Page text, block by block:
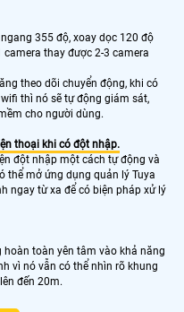
355 độ, xoay dọc 120 độ
thay được 2-3 camera
theo dõi chuyển động, khi có
thì nó sẽ tự động giám sát,
cho người dùng.
thoại khi có đột nhập.
đột nhập một cách tự động và
thể mở ứng dụng quản lý Tuya
ngay từ xa để có biện pháp xử lý
toàn yên tâm vào khả năng
vì nó vẫn có thể nhìn rõ khung
đến 20m.